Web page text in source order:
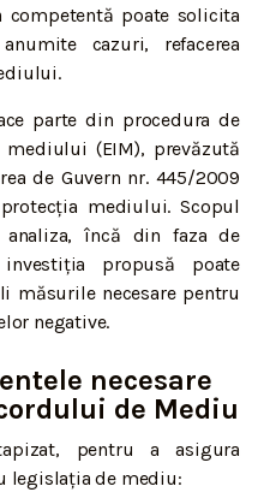
poate solicita
cazuri, refacerea
parte din procedura de
(EIM), prevăzută
de Guvern nr. 445/2009
mediului. Scopul
încă din faza de
propusă poate
măsurile necesare pentru
negative.
necesare
de Mediu
pentru a asigura
legislația de mediu: